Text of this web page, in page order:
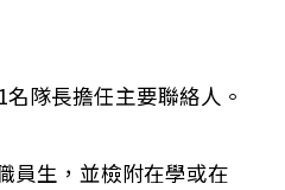
隊長擔任主要聯絡人。
員生，並檢附在學或在